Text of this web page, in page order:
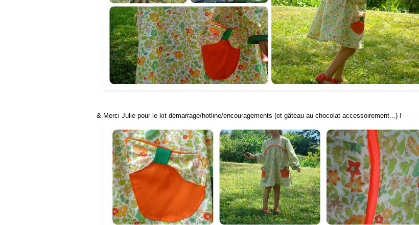
& Merci Julie pour le kit démarrage/hotline/encouragements (et gâteau au chocolat accessoirement...) !